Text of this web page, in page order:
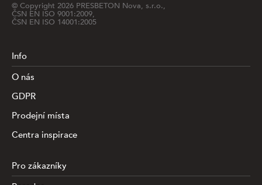
© Copyright 2026 PRESBETON Nova, s.r.o.,
ČSN EN ISO 9001:2009,
ČSN EN ISO 14001:2005
Info
O nás
GDPR
Prodejní místa
Centra inspirace
Pro zákazníky